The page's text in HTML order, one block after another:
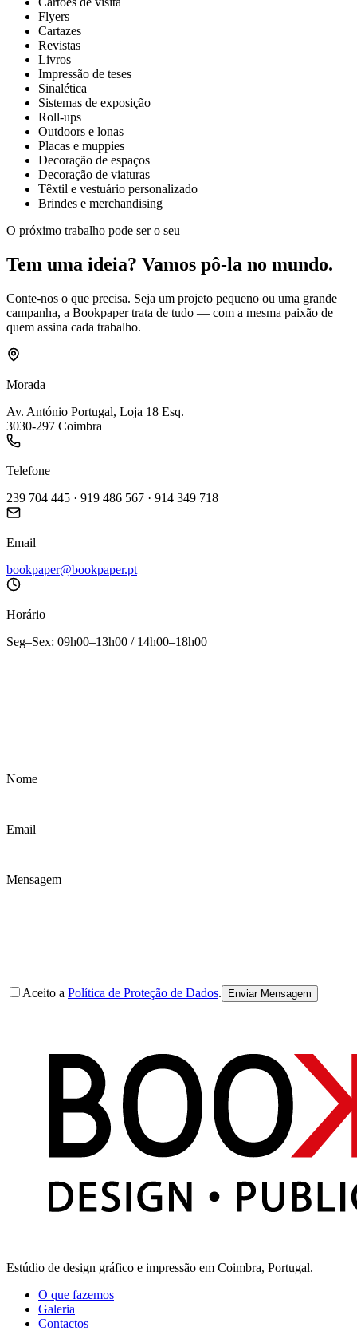
Flyers
Cartazes
Revistas
Livros
Impressão de teses
Sinalética
Sistemas de exposição
Roll-ups
Outdoors e lonas
Placas e muppies
Decoração de espaços
Decoração de viaturas
Têxtil e vestuário personalizado
Brindes e merchandising
O próximo trabalho pode ser o seu
Tem uma ideia? Vamos pô-la no mundo.
Conte-nos o que precisa. Seja um projeto pequeno ou uma grande
campanha, a Bookpaper trata de tudo — com a mesma paixão de
quem assina cada trabalho.
Morada
Av. António Portugal, Loja 18 Esq.
3030-297 Coimbra
Telefone
239 704 445 · 919 486 567 · 914 349 718
Email
bookpaper@bookpaper.pt
Horário
Seg–Sex: 09h00–13h00 / 14h00–18h00
Nome
Email
Mensagem
Aceito a Política de Proteção de Dados. Enviar Mensagem
Estúdio de design gráfico e impressão em Coimbra, Portugal.
O que fazemos
Galeria
Contactos